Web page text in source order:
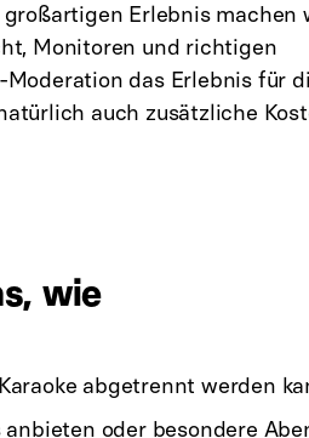
Erlebnis machen
Monitoren und richtigen
das Erlebnis für
auch zusätzliche
wie
abgetrennt werden
oder besondere